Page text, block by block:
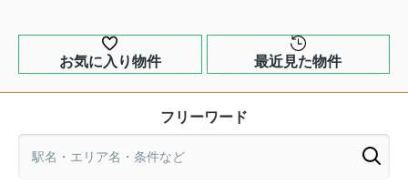
お気に入り物件 最近見た物件
フリーワード